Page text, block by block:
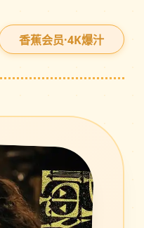
香蕉会员·4K爆汁